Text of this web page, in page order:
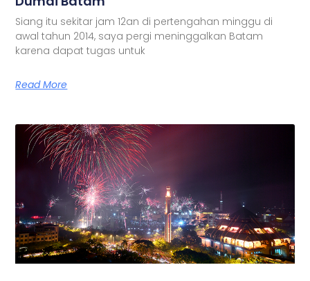
Siang itu sekitar jam 12an di pertengahan minggu di
awal tahun 2014, saya pergi meninggalkan Batam
karena dapat tugas untuk
Read More